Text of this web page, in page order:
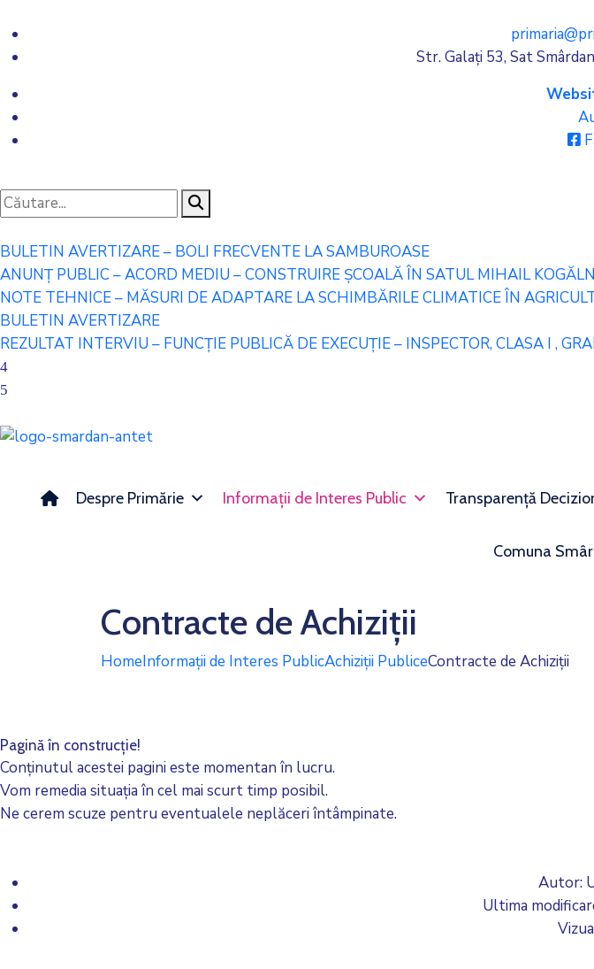
Str. Galați 53, Sat
BULETIN AVERTIZARE – BOLI FRECVENTE LA SAMBUROASE
ANUNȚ PUBLIC – ACORD MEDIU – CONSTRUIRE ȘCOALĂ ÎN SATUL MIHAIL
NOTE TEHNICE – MĂSURI DE ADAPTARE LA SCHIMBĂRILE CLIMATICE ÎN
BULETIN AVERTIZARE
REZULTAT INTERVIU – FUNCȚIE PUBLICĂ DE EXECUȚIE – INSPECTOR, CLASA I ,
Despre Primărie Informații de Interes Public Transparență
Comuna
Contracte de Achiziții
HomeInformații de Interes PublicAchiziții PubliceContracte de Achiziții
Pagină în construcție!
Conținutul acestei pagini este momentan în lucru.
Vom remedia situația în cel mai scurt timp posibil.
Ne cerem scuze pentru eventualele neplăceri întâmpinate.
Autor:
Ultima